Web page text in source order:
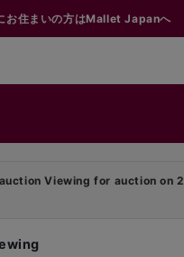
お住まいの方はMallet Japanへ
Viewing for auction on 2